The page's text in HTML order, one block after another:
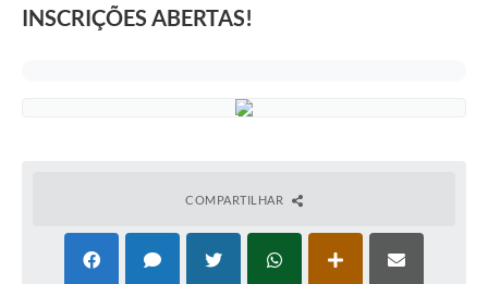
INSCRIÇÕES ABERTAS!
COMPARTILHAR